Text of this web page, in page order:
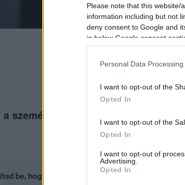
Please note that this
information including but not
deny consent to Google and
in below Google consent
Personal Data
I want to opt-out of the
Opted In
I want to opt-out of the
Opted In
I want to opt-out of
Advertising.
Opted In
szemének, mikor meglátta az
be, hogy az RTL.hu az elsők között legyen a